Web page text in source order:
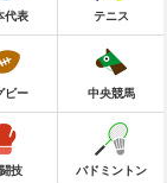
代表 テニス
ビー 中央競馬
技 バドミントン